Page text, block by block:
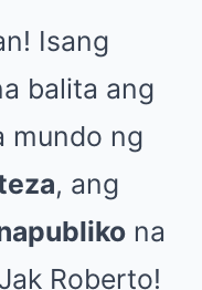
Isang
balita ang
mundo ng
, ang
na
Roberto!